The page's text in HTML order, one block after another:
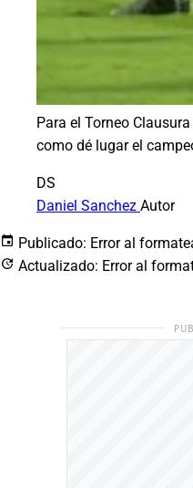
Para el Torneo
como dé lugar el
DS
Daniel Sanchez Autor
Publicado: Error al
Actualizado: Error al